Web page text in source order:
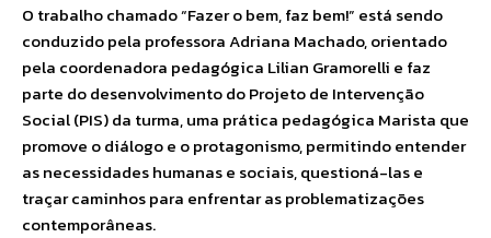
O trabalho chamado “Fazer o bem, faz bem!” está sendo
conduzido pela professora Adriana Machado, orientado
pela coordenadora pedagógica Lilian Gramorelli e faz
parte do desenvolvimento do Projeto de Intervenção
Social (PIS) da turma, uma prática pedagógica Marista que
promove o diálogo e o protagonismo, permitindo entender
as necessidades humanas e sociais, questioná-las e
traçar caminhos para enfrentar as problematizações
contemporâneas.